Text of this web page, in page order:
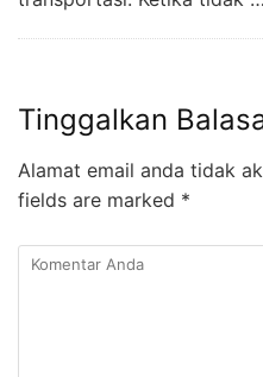
Tinggalkan
Alamat email anda tidak
fields are marked *